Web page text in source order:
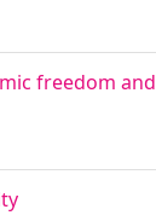
freedom